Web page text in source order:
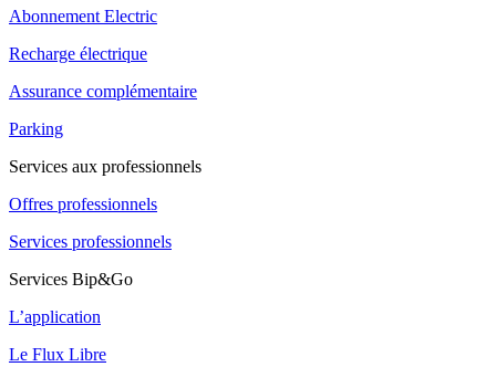
Abonnement Electric
Recharge électrique
Assurance complémentaire
Parking
Services aux professionnels
Offres professionnels
Services professionnels
Services Bip&Go
L’application
Le Flux Libre